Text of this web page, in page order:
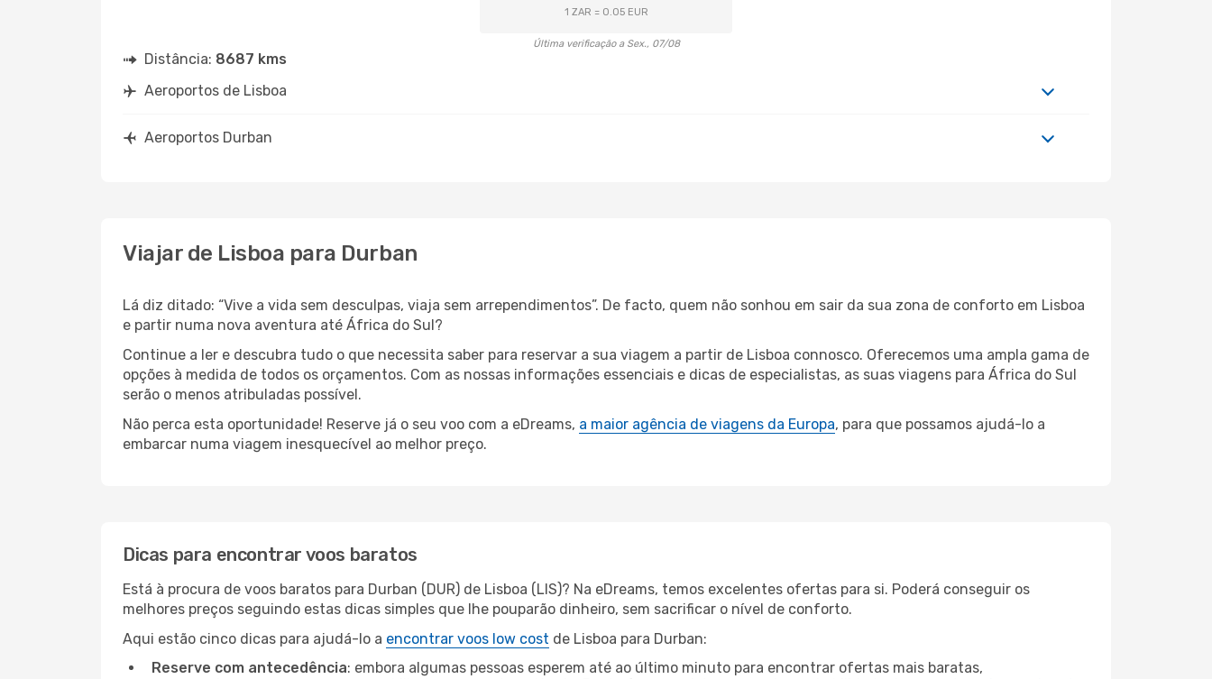
1 ZAR = 0.05 EUR
Última verificação a Sex., 07/08
Distância: 8687 kms
Aeroportos de Lisboa
Aeroportos Durban
Viajar de Lisboa para Durban
Lá diz ditado: “Vive a vida sem desculpas, viaja sem arrependimentos”. De facto, quem não sonhou em sair da sua zona de conforto em Lisboa
e partir numa nova aventura até África do Sul?
Continue a ler e descubra tudo o que necessita saber para reservar a sua viagem a partir de Lisboa connosco. Oferecemos uma ampla gama de
opções à medida de todos os orçamentos. Com as nossas informações essenciais e dicas de especialistas, as suas viagens para África do Sul
serão o menos atribuladas possível.
Não perca esta oportunidade! Reserve já o seu voo com a eDreams, a maior agência de viagens da Europa, para que possamos ajudá-lo a
embarcar numa viagem inesquecível ao melhor preço.
Dicas para encontrar voos baratos
Está à procura de voos baratos para Durban (DUR) de Lisboa (LIS)? Na eDreams, temos excelentes ofertas para si. Poderá conseguir os
melhores preços seguindo estas dicas simples que lhe pouparão dinheiro, sem sacrificar o nível de conforto.
Aqui estão cinco dicas para ajudá-lo a encontrar voos low cost de Lisboa para Durban:
Reserve com antecedência: embora algumas pessoas esperem até ao último minuto para encontrar ofertas mais baratas,